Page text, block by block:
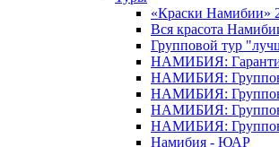
«Краски Намибии»
Вся красота
Групповой тур
НАМИБИЯ:
НАМИБИЯ:
НАМИБИЯ:
НАМИБИЯ:
НАМИБИЯ:
Намибия - ЮАР